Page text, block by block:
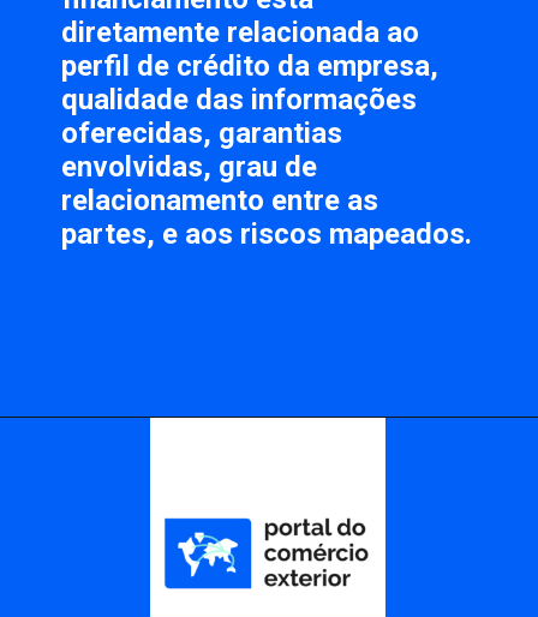
perfil de crédito da empresa,
qualidade das informações
oferecidas, garantias
envolvidas, grau de
relacionamento entre as
partes, e aos riscos mapeados.